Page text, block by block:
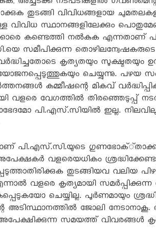
തുടങ്ങി വിവിധങ്ങളായ
വിവിധ സ്ഥാനങ്ങളിലേക്കും
കണ്ടെത്തി നൽകുക എന്നതാണ്
സമീപിക്കുന്ന
കൃത്യതയും
ചെയ്യുന്നു. പഴയ
കമ്മീഷന്റെ മികവ്
വളരെ വേഗത്തിൽ തിരഞ്ഞെടുപ്പ്
പി.എസ്.സിയിൽ ഇല്ല.
പി.എസ്.സി.യുടെ
വളരെയധികം
തുടങ്ങിയവ
എന്നാൽ വളരെ കൃത്യമായി
ചെയ്യില്ല. പൂർണമായും
അടിസ്ഥാനത്തിൽ ജോലി
സമയത്ത് വിവരങ്ങൾ